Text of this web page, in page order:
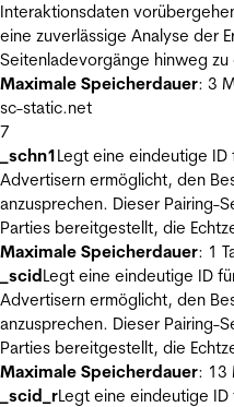
Interaktionsdaten
eine zuverlässige Analyse der
Seitenladevorgänge hinweg
Maximale Speicherdauer: 3
sc-static.net
7
_schn1Legt eine eindeutige
Advertisern ermöglicht, den
anzusprechen. Dieser Pairing-
Parties bereitgestellt, die
Maximale Speicherdauer: 1
_scidLegt eine eindeutige ID
Advertisern ermöglicht, den
anzusprechen. Dieser Pairing-
Parties bereitgestellt, die
Maximale Speicherdauer: 13
_scid_rLegt eine eindeutige